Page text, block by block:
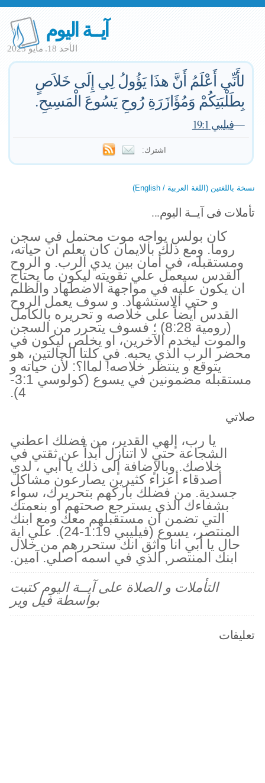
آيــة اليوم
الأحد 18. مايو 2025
لأَنِّي أَعْلَمُ أَنَّ هذَا يَؤُولُ لِي إِلَى خَلاَصٍ
بِطَلْبَتِكُمْ وَمُؤَازَرَةِ رُوحِ يَسُوعَ الْمَسِيحِ.
—فيلبي 19:1
اشترك:
نسخة باللغتين (اللغة العربية / English)
تأملات فى آيــة اليوم...
كان بولس يواجه موت محتمل في سجن
روما. ومع ذلك بالايمان كان يعلم ان حياته،
ومستقبله، في أمان بين يدي الرب. و الروح
القدس سيعمل علي تقويته ليكون ما يحتاج
ان يكون عليه في مواجهة الاضطهاد والظلم
و حتي الاستشهاد. و سوف يعمل الروح
القدس أيضاً على خلاصه و تحريره بالكامل
(رومية 8:28) ؛ فسوف يتحرر من السجن
والموت ليخدم الآخرين، او يخلص ليكون في
محضر الرب الذي يحبه. في كلتا الحالتين، هو
يتوقع و ينتظر خلاصه! لماا؟: لأن حياته و
مستقبله مضمونين في يسوع (كولوسي 3:1-
4).
صلاتي
يا رب، إلهي القدير، من فضلك اعطني
الشجاعة حتي لا اتنازل أبداً عن ثقتي في
خلاصك. وبالإضافة إلى ذلك يا أبي ، لدي
أصدقاء أعزاء كثيرين يصارعون مشاكل
جسدية. من فضلك باركهم بتحريرك، سواء
بشفاءك الذي يسترجع صحتهم او بنعمتك
التي تضمن ان مستقبلهم معك ومع ابنك
المنتصر، يسوع (فيليبي 1:19-24). علي اية
حال يا أبي انا واثق انك ستحررهم من خلال
ابنك المنتصر, الذي في اسمه اصلي. آمين.
التأملات و الصلاة على آيــة اليوم كتبت
بواسطة فيل وير
تعليقات